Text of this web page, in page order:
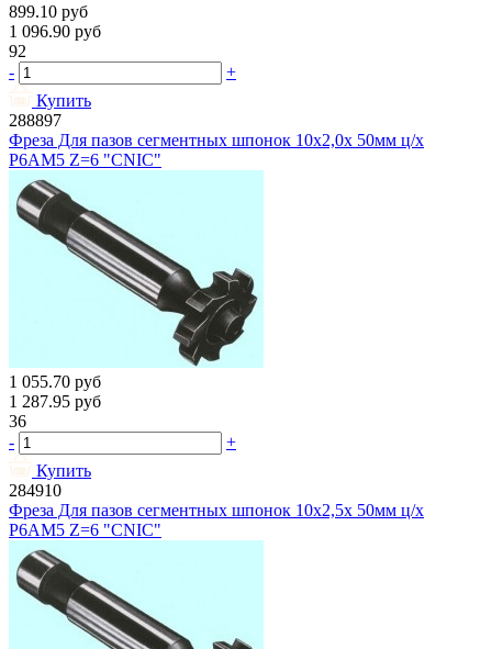
899.10 руб
1 096.90 руб
92
-
+
Купить
288897
Фреза Для пазов сегментных шпонок 10х2,0х 50мм ц/х
Р6АМ5 Z=6 "CNIC"
1 055.70 руб
1 287.95 руб
36
-
+
Купить
284910
Фреза Для пазов сегментных шпонок 10х2,5х 50мм ц/х
Р6АМ5 Z=6 "CNIC"